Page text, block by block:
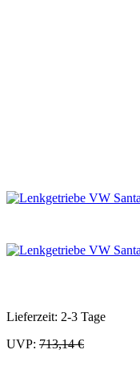
Lieferzeit: 2-3 Tage
UVP: 713,14 €